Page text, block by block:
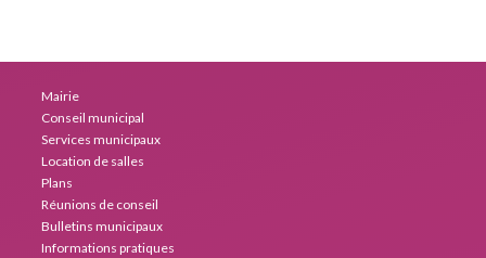
Mairie
Conseil municipal
Services municipaux
Location de salles
Plans
Réunions de conseil
Bulletins municipaux
Informations pratiques